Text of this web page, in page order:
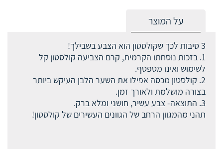
על המוצר
3 סיבות לכך שקולסטון הוא הצבע בשבילך!
1. בזכות נוסחתו הקרמית, קרם הצביעה קולסטון קל
לשימוש ואינו מטפטף.
2. קולסטון מכסה אפילו את השער הלבן העיקש ביותר
בצורה מושלמת ולאורך זמן.
3. התוצאה- צבע עשיר, חושני ומלא ברק.
תהני מהמגוון הרחב של הגוונים העשירים של קולסטון!